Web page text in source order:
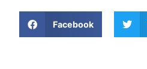
Facebook